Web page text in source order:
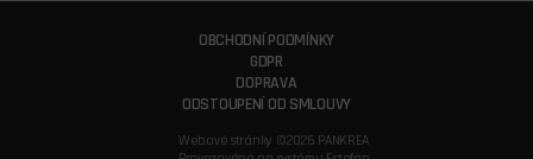
OBCHODNÍ PODMÍNKY
GDPR
DOPRAVA
ODSTOUPENÍ OD SMLOUVY
Webové stránky ©2026 PANKREA